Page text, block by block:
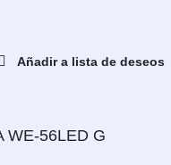
Añadir a lista de deseos
WE-56LED G